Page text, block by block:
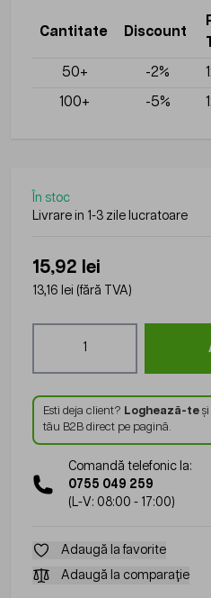
Cantitate Discount
50+
-2%
100+
-5%
În stoc
Livrare in 1-3 zile lucratoare
15,92 lei
13,16 lei (fără TVA)
Esti deja client? Loghează-teși
tău B2B direct pe pagină.
Comandă telefonic la:
0755 049 259
(L-V: 08:00 - 17:00)
Adaugă la favorite
Adaugă la comparație